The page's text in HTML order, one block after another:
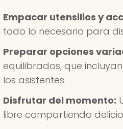
Empacar utensilios y
todo lo necesario para
Preparar opciones
equilibrados, que
los asistentes.
Disfrutar del momento:
libre compartiendo